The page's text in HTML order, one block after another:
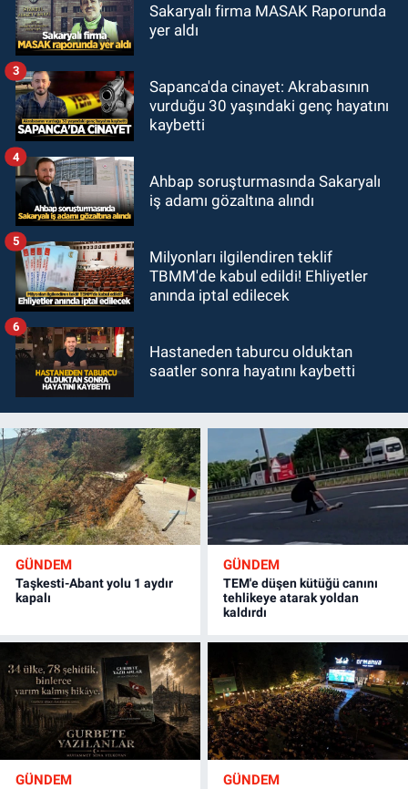
Sakaryalı firma MASAK Raporunda
yer aldı
Sapanca'da cinayet: Akrabasının
vurduğu 30 yaşındaki genç hayatını
kaybetti
3
Ahbap soruşturmasında Sakaryalı
iş adamı gözaltına alındı
4
Milyonları ilgilendiren teklif
TBMM'de kabul edildi! Ehliyetler
anında iptal edilecek
5
Hastaneden taburcu olduktan
saatler sonra hayatını kaybetti
6
GÜNDEM
Taşkesti-Abant yolu 1 aydır
kapalı
GÜNDEM
TEM'e düşen kütüğü canını
tehlikeye atarak yoldan
kaldırdı
GÜNDEM GÜNDEM